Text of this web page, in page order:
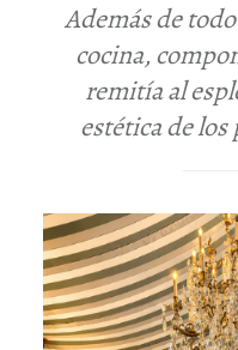
Además de
cocina,
remitía al
estética de los